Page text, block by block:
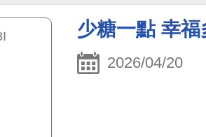
少糖一點 幸
2026/04/20